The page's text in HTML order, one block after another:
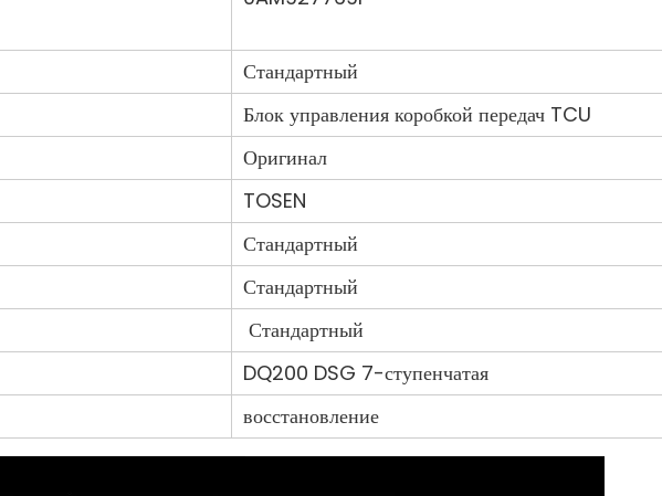
Стандартный
Блок управления коробкой передач TCU
Оригинал
TOSEN
Стандартный
Стандартный
Стандартный
DQ200 DSG 7-ступенчатая
восстановление